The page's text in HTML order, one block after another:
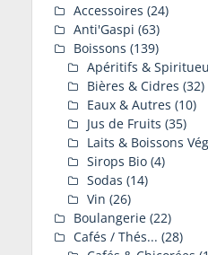
Accessoires (24)
Anti'Gaspi (63)
Boissons (139)
Apéritifs &
Bières & Cidres (32)
Eaux & Autres (10)
Jus de Fruits (35)
Laits & Boissons
Sirops Bio (4)
Sodas (14)
Vin (26)
Boulangerie (22)
Cafés / Thés... (28)